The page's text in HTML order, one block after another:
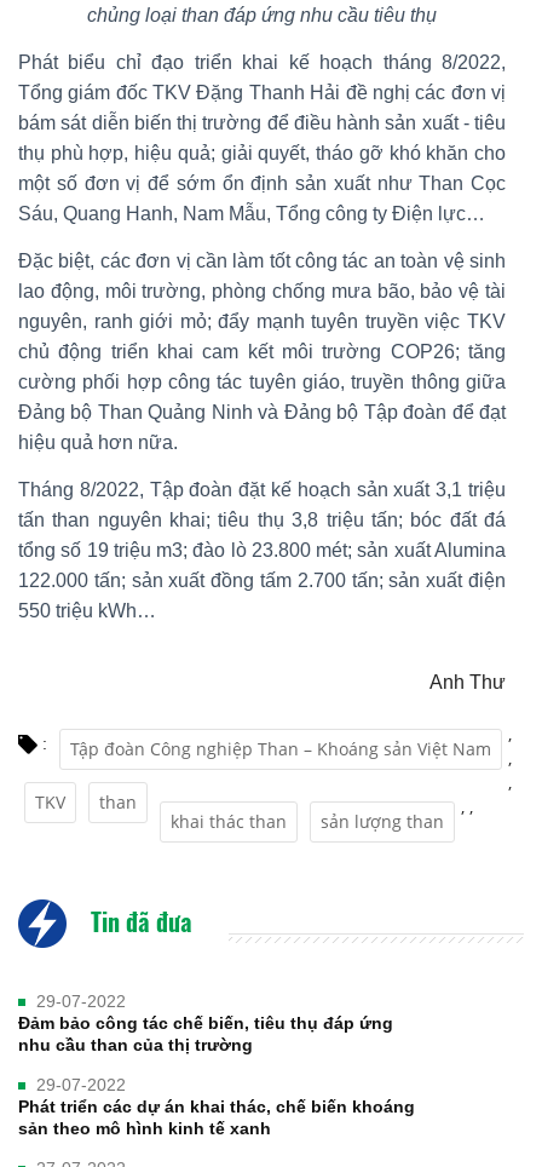
chủng loại than đáp ứng nhu cầu tiêu thụ
Phát biểu chỉ đạo triển khai kế hoạch tháng 8/2022,
Tổng giám đốc TKV Đặng Thanh Hải đề nghị các đơn vị
bám sát diễn biến thị trường để điều hành sản xuất - tiêu
thụ phù hợp, hiệu quả; giải quyết, tháo gỡ khó khăn cho
một số đơn vị để sớm ổn định sản xuất như Than Cọc
Sáu, Quang Hanh, Nam Mẫu, Tổng công ty Điện lực…
Đặc biệt, các đơn vị cần làm tốt công tác an toàn vệ sinh
lao động, môi trường, phòng chống mưa bão, bảo vệ tài
nguyên, ranh giới mỏ; đẩy mạnh tuyên truyền việc TKV
chủ động triển khai cam kết môi trường COP26; tăng
cường phối hợp công tác tuyên giáo, truyền thông giữa
Đảng bộ Than Quảng Ninh và Đảng bộ Tập đoàn để đạt
hiệu quả hơn nữa.
Tháng 8/2022, Tập đoàn đặt kế hoạch sản xuất 3,1 triệu
tấn than nguyên khai; tiêu thụ 3,8 triệu tấn; bóc đất đá
tổng số 19 triệu m3; đào lò 23.800 mét; sản xuất Alumina
122.000 tấn; sản xuất đồng tấm 2.700 tấn; sản xuất điện
550 triệu kWh…
Anh Thư
: Tập đoàn Công nghiệp Than – Khoáng sản Việt Nam
,
TKV
,
than
,
khai thác than
,
sản lượng than
,
Tin đã đưa
29-07-2022
Đảm bảo công tác chế biến, tiêu thụ đáp ứng
nhu cầu than của thị trường
29-07-2022
Phát triển các dự án khai thác, chế biến khoáng
sản theo mô hình kinh tế xanh